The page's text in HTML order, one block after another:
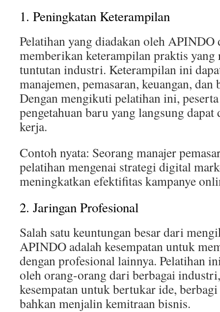
1. Peningkatan Keterampilan
Pelatihan yang diadakan oleh
memberikan keterampilan praktis yang
tuntutan industri. Keterampilan ini
manajemen, pemasaran, keuangan, dan
Dengan mengikuti pelatihan ini,
pengetahuan baru yang langsung
kerja.
Contoh nyata: Seorang manajer
pelatihan mengenai strategi digital
meningkatkan efektifitas kampanye
2. Jaringan Profesional
Salah satu keuntungan besar dari
APINDO adalah kesempatan untuk
dengan profesional lainnya. Pelatihan
oleh orang-orang dari berbagai
kesempatan untuk bertukar ide,
bahkan menjalin kemitraan bisnis.